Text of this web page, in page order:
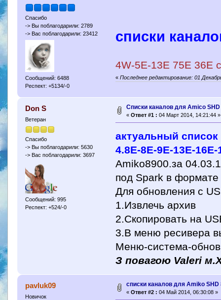
Спасибо
-> Вы поблагодарили: 2789
-> Вас поблагодарили: 23412
Сообщений: 6488
Респект: +5134/-0
списки
4W-5E-13E 75E 36E
«Последнее редактирование: 01
Don S
Ветеран
Спасибо
-> Вы поблагодарили: 5630
-> Вас поблагодарили: 3697
Сообщений: 995
Респект: +524/-0
Списки каналов для Amico
« Ответ #1 : 04 Март 2014, 14:21:44 »
актуальный
4.8E-8E-9E-13E-
Amiko8900.за
под Spark в формате
Для обновления с
1.Извлечь архив
2.Скопировать на
3.В меню ресивера
Меню-система-
З повагою Valeri
pavluk09
Новичок
списки каналов для Amiko SHD
« Ответ #2 : 04 Май 2014, 06:30:08 »